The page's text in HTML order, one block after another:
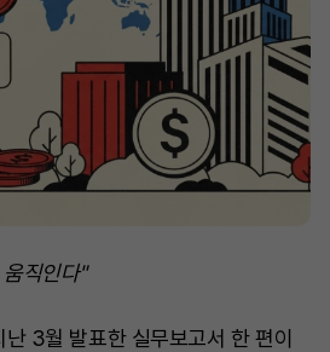
직인다"
3월 발표한 실무보고서 한 편이